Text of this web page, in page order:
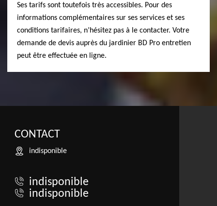
Ses tarifs sont toutefois très accessibles. Pour des
informations complémentaires sur ses services et ses
conditions tarifaires, n’hésitez pas à le contacter. Votre
demande de devis auprès du jardinier BD Pro entretien
peut être effectuée en ligne.
CONTACT
indisponible
indisponible
indisponible